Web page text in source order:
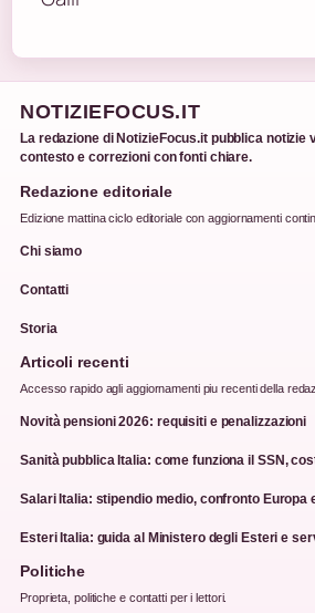
NOTIZIEFOCUS.IT
La redazione di NotizieFocus.it pubblica notizie
contesto e correzioni con fonti chiare.
Redazione editoriale
Edizione mattina ciclo editoriale con aggiornamenti
Chi siamo
Contatti
Storia
Articoli recenti
Accesso rapido agli aggiornamenti piu recenti della
Novità pensioni 2026: requisiti e penalizzazioni
Sanità pubblica Italia: come funziona il SSN,
Salari Italia: stipendio medio, confronto Europa
Esteri Italia: guida al Ministero degli Esteri e
Politiche
Proprieta, politiche e contatti per i lettori.